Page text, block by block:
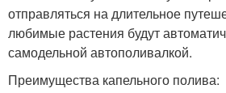
отправляться на длительное
любимые растения будут
самодельной автополивалкой.
Преимущества капельного полива: